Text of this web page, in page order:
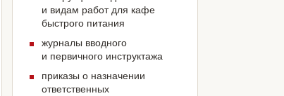
и видам работ для кафе
быстрого питания
журналы вводного
и первичного инструктажа
приказы о назначении
ответственных